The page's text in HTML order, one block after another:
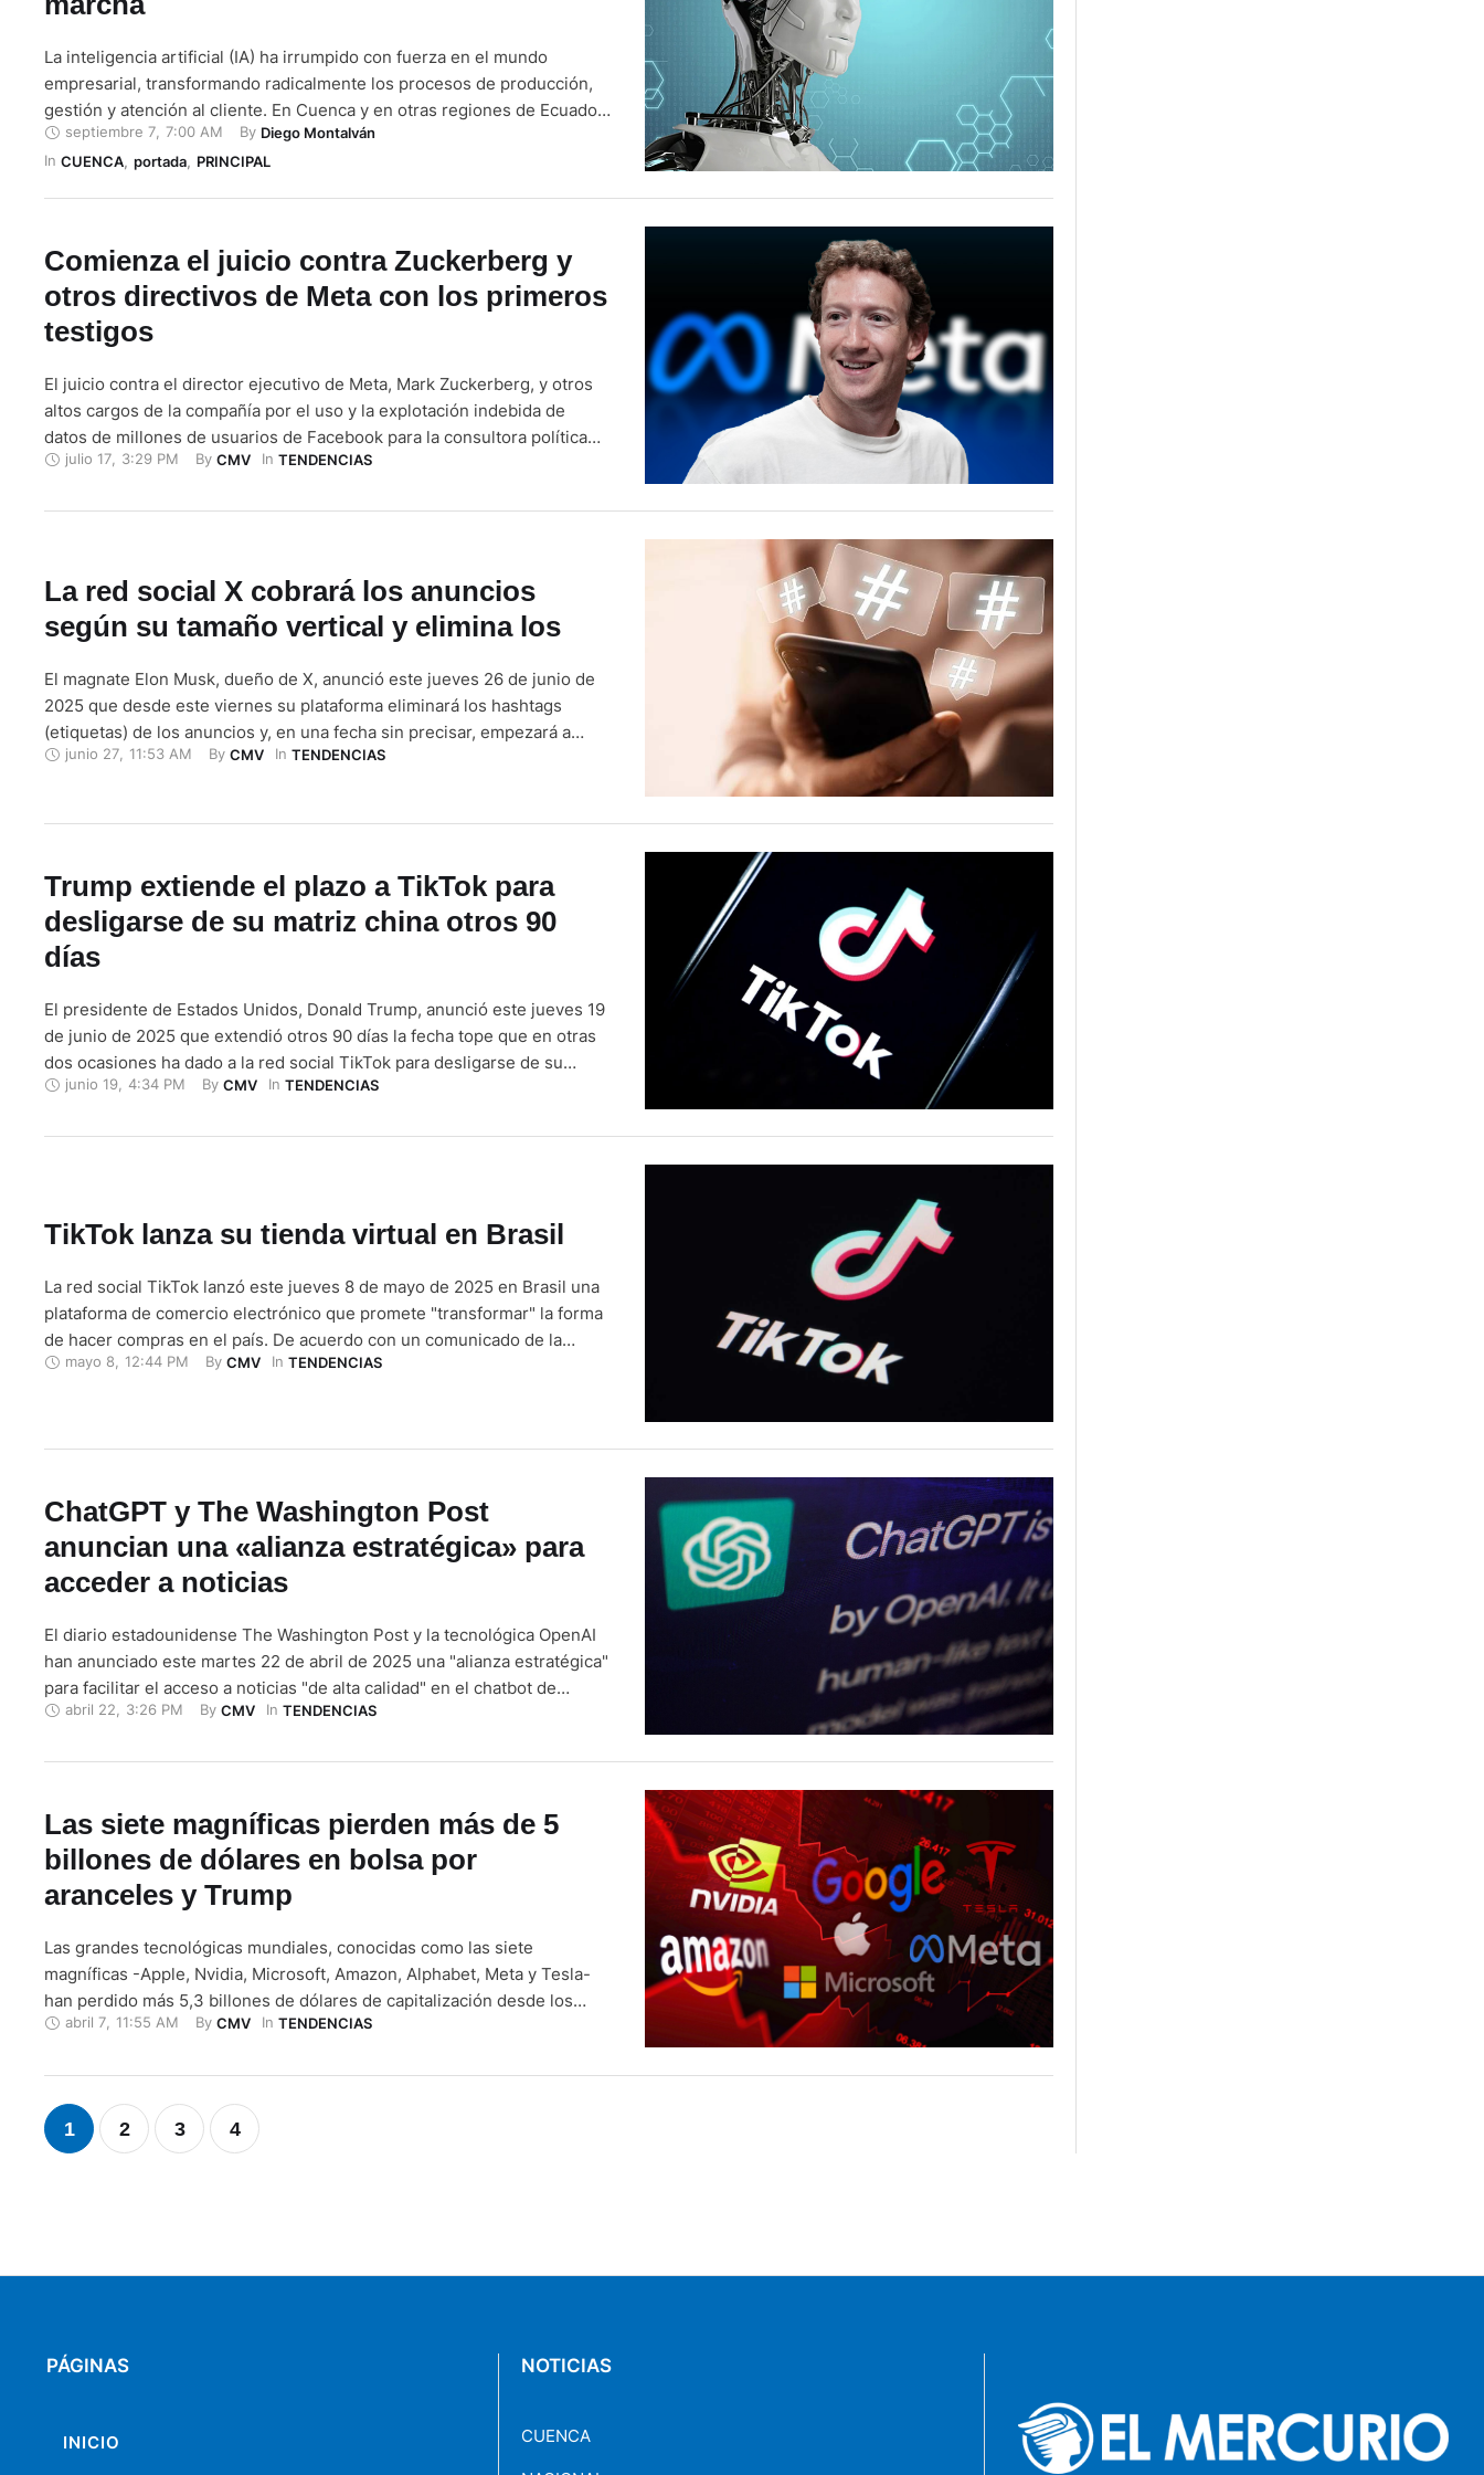
La inteligencia artificial (IA) ha irrumpido con fuerza en el mundo
empresarial, transformando radicalmente los procesos de producción,
gestión y atención al cliente. En Cuenca y en otras regiones de Ecuador,
esta transformación exige a las pequeñas y medianas empresas (pymes)
adaptarse rápidamente para no quedarse atrás. Según Luis Tobar,
septiembre 7 7:00 AM By Diego Montalván
In CUENCA, portada, PRINCIPAL
Comienza el juicio contra Zuckerberg y
otros directivos de Meta con los primeros
testigos
El juicio contra el director ejecutivo de Meta, Mark Zuckerberg, y otros
altos cargos de la compañía por el uso y la explotación indebida de
datos de millones de usuarios de Facebook para la consultora política
Cambridge Analytica comenzó este miércoles en Delaware (Estados
julio 17, 3:29 PM By CMV In TENDENCIAS
La red social X cobrará los anuncios
según su tamaño vertical y elimina los
El magnate Elon Musk, dueño de X, anunció este jueves 26 de junio de
2025 que desde este viernes su plataforma eliminará los hashtags
(etiquetas) de los anuncios y, en una fecha sin precisar, empezará a
cobrar la publicidad en función de su tamaño vertical. "A partir de
junio 27, 11:53 AM By CMV In TENDENCIAS
Trump extiende el plazo a TikTok para
desligarse de su matriz china otros 90
días
El presidente de Estados Unidos, Donald Trump, anunció este jueves 19
de junio de 2025 que extendió otros 90 días la fecha tope que en otras
dos ocasiones ha dado a la red social TikTok para desligarse de su
matriz, la china ByteDance, y poder operar así en territorio
junio 19, 4:34 PM By CMV In TENDENCIAS
TikTok lanza su tienda virtual en Brasil
La red social TikTok lanzó este jueves 8 de mayo de 2025 en Brasil una
plataforma de comercio electrónico que promete "transformar" la forma
de hacer compras en el país. De acuerdo con un comunicado de la
compañía, TikTok Shop integra "inspiración, descubrimiento y compras"
mayo 8, 12:44 PM By CMV In TENDENCIAS
ChatGPT y The Washington Post
anuncian una «alianza estratégica» para
acceder a noticias
El diario estadounidense The Washington Post y la tecnológica OpenAI
han anunciado este martes 22 de abril de 2025 una "alianza estratégica"
para facilitar el acceso a noticias "de alta calidad" en el chatbot de
ChatGPT, que cuenta con más de 500 millones de personas semanales.
abril 22, 3:26 PM By CMV In TENDENCIAS
Las siete magníficas pierden más de 5
billones de dólares en bolsa por
aranceles y Trump
Las grandes tecnológicas mundiales, conocidas como las siete
magníficas -Apple, Nvidia, Microsoft, Amazon, Alphabet, Meta y Tesla-
han perdido más 5,3 billones de dólares de capitalización desde los
máximos alcanzados en los últimos meses. Y ello en un contexto en el
…
abril 7, 11:55 AM By CMV In TENDENCIAS
1 2 3 4
PÁGINAS
INICIO
NOTICIAS
CUENCA